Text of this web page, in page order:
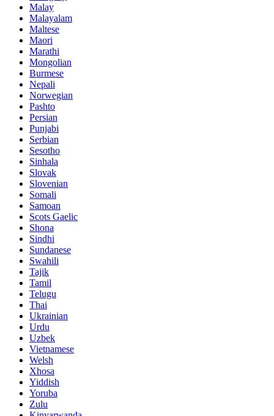
Malay
Malayalam
Maltese
Maori
Marathi
Mongolian
Burmese
Nepali
Norwegian
Pashto
Persian
Punjabi
Serbian
Sesotho
Sinhala
Slovak
Slovenian
Somali
Samoan
Scots Gaelic
Shona
Sindhi
Sundanese
Swahili
Tajik
Tamil
Telugu
Thai
Ukrainian
Urdu
Uzbek
Vietnamese
Welsh
Xhosa
Yiddish
Yoruba
Zulu